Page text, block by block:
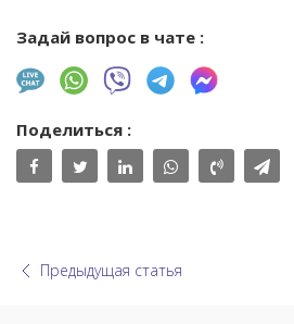
Задай вопрос в чате :
Поделиться :
Предыдущая статья